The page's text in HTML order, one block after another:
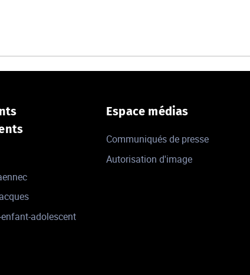
adolescent
Espace médias
Communiqués de presse
Autorisation d'image